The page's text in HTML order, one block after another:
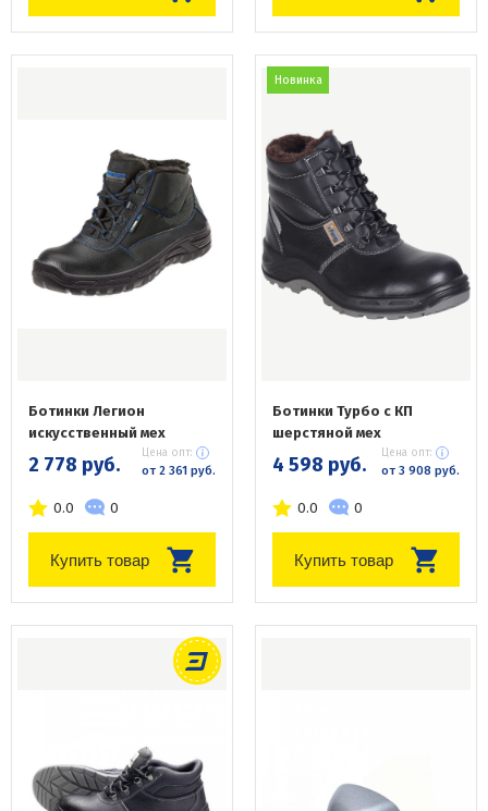
Ботинки Легион
искусственный мех
2 778 руб. Цена опт:
от 2 361 руб.
0.0 0
Купить товар
Новинка
Ботинки Турбо с КП
шерстяной мех
4 598 руб. Цена опт:
от 3 908 руб.
0.0 0
Купить товар